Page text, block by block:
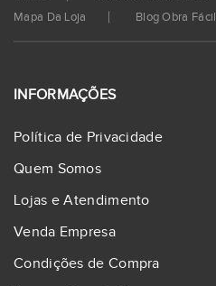
Mapa Da Loja
Blog Obra Fácil
INFORMAÇÕES
Política de Privacidade
Quem Somos
Lojas e Atendimento
Venda Empresa
Condições de Compra